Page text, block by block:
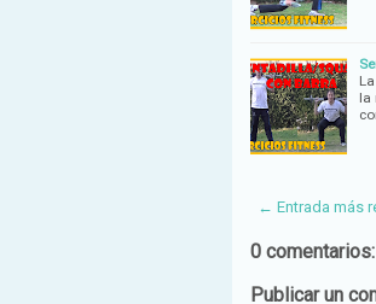
la
← Entrada más
0 comentarios:
Publicar un